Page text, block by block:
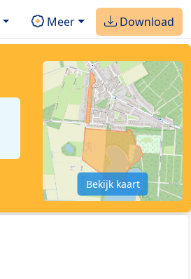
Meer Download
Bekijk kaart